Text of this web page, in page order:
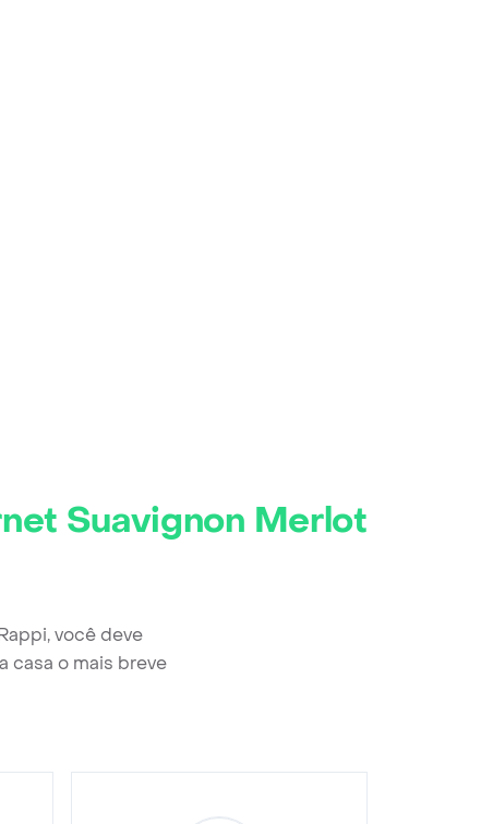
Suavignon Merlot
você deve
casa o mais breve